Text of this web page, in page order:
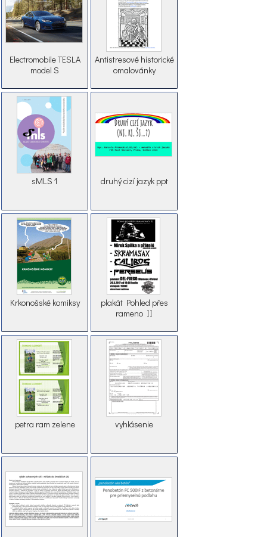
Electromobile TESLA
model S
Antistresové historické
omalovánky
sMLS 1 druhý cizí jazyk ppt
Krkonošské komiksy
plakát Pohled přes
rameno II
petra ram zelene vyhlásenie